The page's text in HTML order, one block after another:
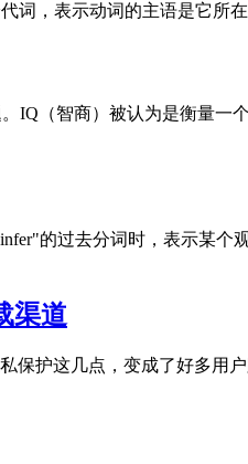
词，表示动词的主语是它
IQ（智商）被认为是衡量一
的过去分词时，表示某个
渠道
护这几点，变成了好多用